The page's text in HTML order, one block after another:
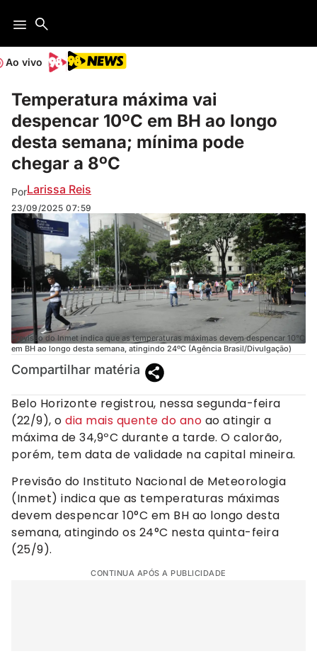
Ao vivo
Temperatura máxima vai
despencar 10ºC em BH ao longo
desta semana; mínima pode
chegar a 8ºC
PorLarissa Reis
23/09/2025 07:59
Previsão do Inmet indica que as temperaturas máximas devem despencar 10°C
em BH ao longo desta semana, atingindo 24ºC (Agência Brasil/Divulgação)
Compartilhar matéria
Belo Horizonte registrou, nessa segunda-feira
(22/9), o dia mais quente do ano ao atingir a
máxima de 34,9ºC durante a tarde. O calorão,
porém, tem data de validade na capital mineira.
Previsão do Instituto Nacional de Meteorologia
(Inmet) indica que as temperaturas máximas
devem despencar 10°C em BH ao longo desta
semana, atingindo os 24°C nesta quinta-feira
(25/9).
CONTINUA APÓS A PUBLICIDADE